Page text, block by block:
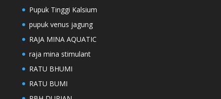
Pupuk Tinggi Kalsium
pupuk venus jagung
RAJA MINA AQUATIC
raja mina stimulant
RATU BHUMI
RATU BUMI